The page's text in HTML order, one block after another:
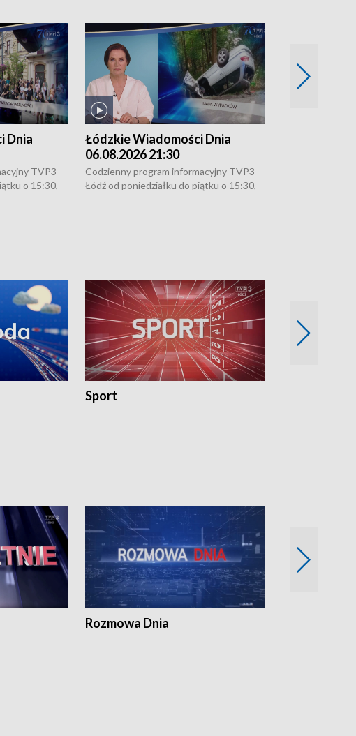
Dnia
TVP3
o 15:30,
Łódzkie Wiadomości Dnia
06.08.2026 21:30
Codzienny program informacyjny TVP3
Łódź od poniedziałku do piątku o 15:30,
Sport
Rozmowa Dnia